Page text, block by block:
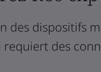
des dispositifs
requiert des